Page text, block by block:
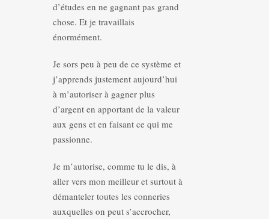
d’études en ne gagnant pas grand
chose. Et je travaillais
énormément.
Je sors peu à peu de ce système et
j’apprends justement aujourd’hui
à m’autoriser à gagner plus
d’argent en apportant de la valeur
aux gens et en faisant ce qui me
passionne.
Je m’autorise, comme tu le dis, à
aller vers mon meilleur et surtout à
démanteler toutes les conneries
auxquelles on peut s’accrocher,